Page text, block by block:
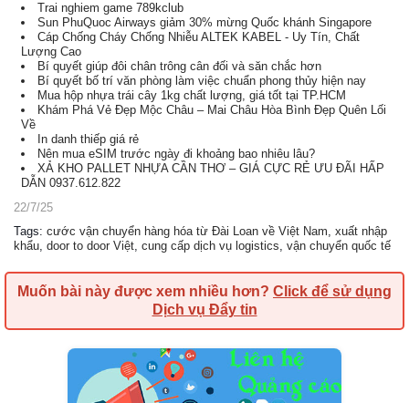
Trai nghiem game 789kclub
Sun PhuQuoc Airways giảm 30% mừng Quốc khánh Singapore
Cáp Chống Cháy Chống Nhiễu ALTEK KABEL - Uy Tín, Chất
Lượng Cao
Bí quyết giúp đôi chân trông cân đối và săn chắc hơn
Bí quyết bố trí văn phòng làm việc chuẩn phong thủy hiện nay
Mua hộp nhựa trái cây 1kg chất lượng, giá tốt tại TP.HCM
Khám Phá Vẻ Đẹp Mộc Châu – Mai Châu Hòa Bình Đẹp Quên Lối
Về
In danh thiếp giá rẻ
Nên mua eSIM trước ngày đi khoảng bao nhiêu lâu?
XẢ KHO PALLET NHỰA CẦN THƠ – GIÁ CỰC RẺ ƯU ĐÃI HẤP
DẪN 0937.612.822
22/7/25
Tags: cước vận chuyển hàng hóa từ Đài Loan về Việt Nam, xuất nhập
khẩu, door to door Việt, cung cấp dịch vụ logistics, vận chuyển quốc tế
Muốn bài này được xem nhiều hơn? Click để sử dụng
Dịch vụ Đẩy tin